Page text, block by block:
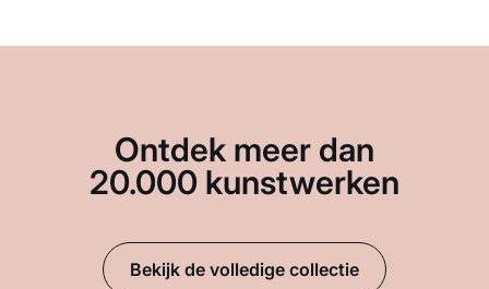
Ontdek meer dan
20.000 kunstwerken
Bekijk de volledige collectie